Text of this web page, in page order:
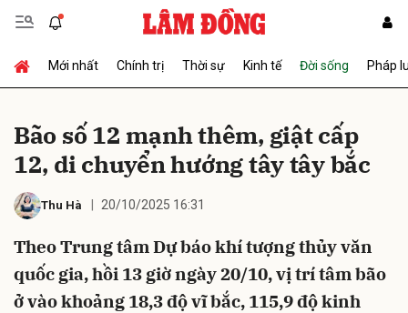
Mới nhất Chính trị Thời sự Kinh tế Đời sống Pháp
Bão số 12 mạnh thêm, giật cấp
12, di chuyển hướng tây tây bắc
Thu Hà 20/10/2025 16:31
Theo Trung tâm Dự báo khí tượng thủy văn
quốc gia, hồi 13 giờ ngày 20/10, vị trí tâm bão
ở vào khoảng 18,3 độ vĩ bắc, 115,9 độ kinh
Gửi bình luận
Hủy Gửi